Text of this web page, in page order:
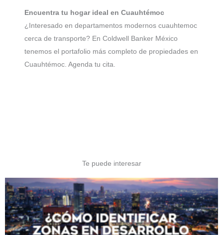
Encuentra tu hogar ideal en Cuauhtémoc
¿Interesado en departamentos modernos cuauhtemoc
cerca de transporte? En Coldwell Banker México
tenemos el portafolio más completo de propiedades en
Cuauhtémoc. Agenda tu cita.
Te puede interesar